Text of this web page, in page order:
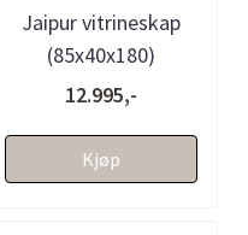
Jaipur vitrineskap
(85x40x180)
12.995,-
Kjøp